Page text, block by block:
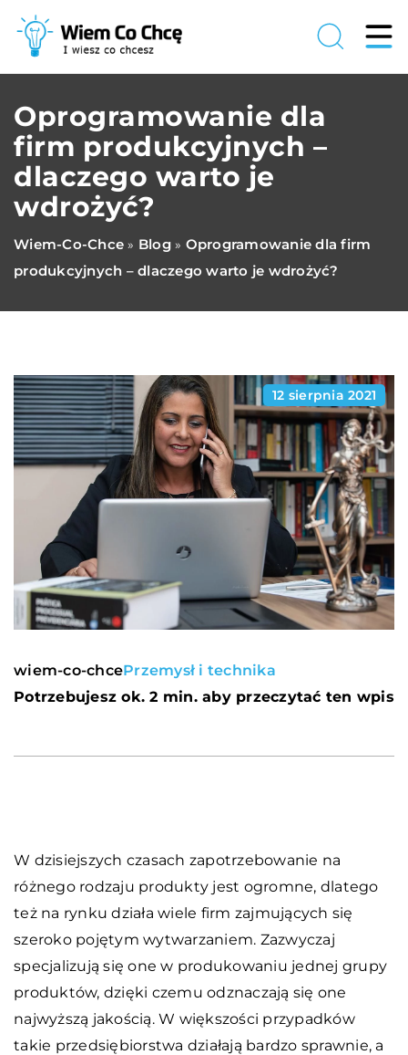
Oprogramowanie dla
firm produkcyjnych –
dlaczego warto je
wdrożyć?
Wiem-Co-Chce » Blog» Oprogramowanie dla firm
produkcyjnych – dlaczego warto je wdrożyć?
12 sierpnia 2021
wiem-co-chcePrzemysł i technika
Potrzebujesz ok. 2 min. aby przeczytać ten wpis
W dzisiejszych czasach zapotrzebowanie na
różnego rodzaju produkty jest ogromne, dlatego
też na rynku działa wiele firm zajmujących się
szeroko pojętym wytwarzaniem. Zazwyczaj
specjalizują się one w produkowaniu jednej grupy
produktów, dzięki czemu odznaczają się one
najwyższą jakością. W większości przypadków
takie przedsiębiorstwa działają bardzo sprawnie, a